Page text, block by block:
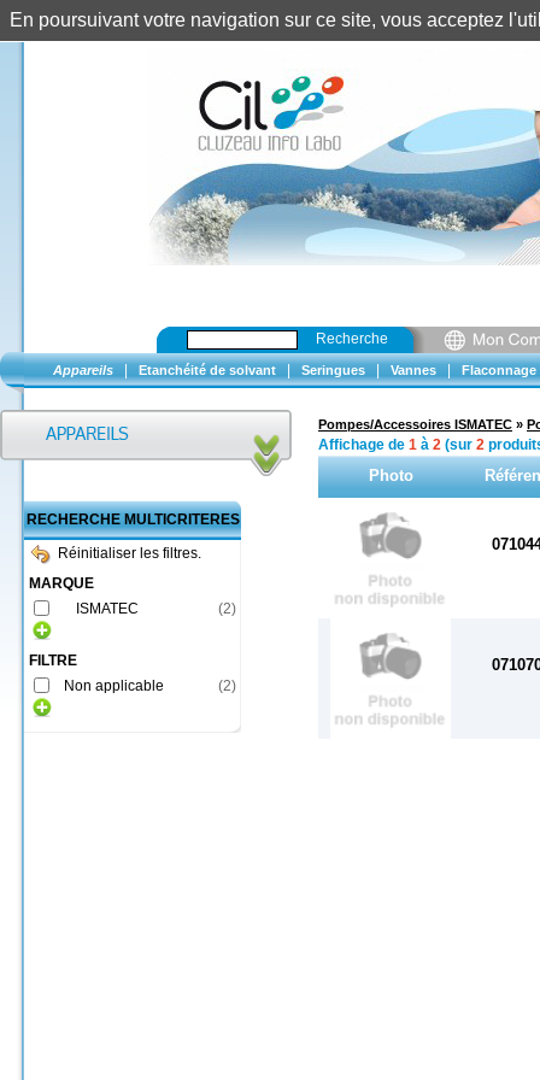
Recherche
Appareils Etanchéité de solvant Seringues Vannes Flaconnage
RECHERCHE MULTICRITERES
Réinitialiser les filtres.
MARQUE
ISMATEC
(2)
FILTRE
Non applicable
(2)
Pompes/Accessoires ISMATEC »
Affichage de 1 à 2 (sur 2
Photo
En poursuivant votre navigation sur ce site, vous acceptez